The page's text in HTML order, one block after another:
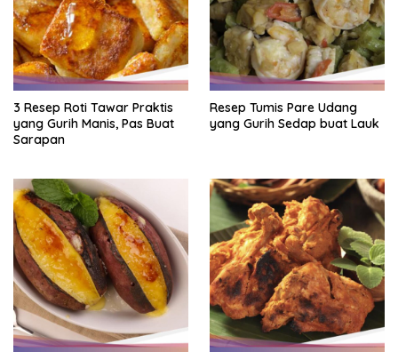
3 Resep Roti Tawar Praktis
yang Gurih Manis, Pas Buat
Sarapan
Resep Tumis Pare Udang
yang Gurih Sedap buat Lauk